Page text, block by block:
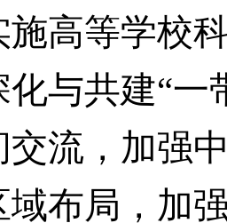
高等学校
与共建“一
流，加强
布局，加